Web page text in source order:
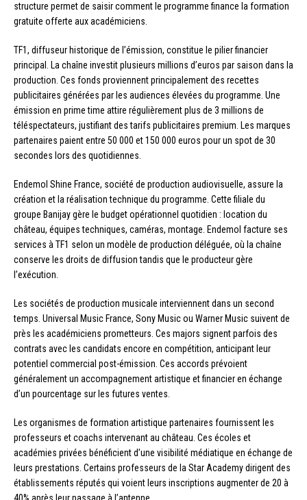
structure permet de saisir comment le programme finance la formation
gratuite offerte aux académiciens.
TF1, diffuseur historique de l’émission, constitue le pilier financier
principal. La chaîne investit plusieurs millions d’euros par saison dans la
production. Ces fonds proviennent principalement des recettes
publicitaires générées par les audiences élevées du programme. Une
émission en prime time attire régulièrement plus de 3 millions de
téléspectateurs, justifiant des tarifs publicitaires premium. Les marques
partenaires paient entre 50 000 et 150 000 euros pour un spot de 30
secondes lors des quotidiennes.
Endemol Shine France, société de production audiovisuelle, assure la
création et la réalisation technique du programme. Cette filiale du
groupe Banijay gère le budget opérationnel quotidien : location du
château, équipes techniques, caméras, montage. Endemol facture ses
services à TF1 selon un modèle de production déléguée, où la chaîne
conserve les droits de diffusion tandis que le producteur gère
l’exécution.
Les sociétés de production musicale interviennent dans un second
temps. Universal Music France, Sony Music ou Warner Music suivent de
près les académiciens prometteurs. Ces majors signent parfois des
contrats avec les candidats encore en compétition, anticipant leur
potentiel commercial post-émission. Ces accords prévoient
généralement un accompagnement artistique et financier en échange
d’un pourcentage sur les futures ventes.
Les organismes de formation artistique partenaires fournissent les
professeurs et coachs intervenant au château. Ces écoles et
académies privées bénéficient d’une visibilité médiatique en échange de
leurs prestations. Certains professeurs de la Star Academy dirigent des
établissements réputés qui voient leurs inscriptions augmenter de 20 à